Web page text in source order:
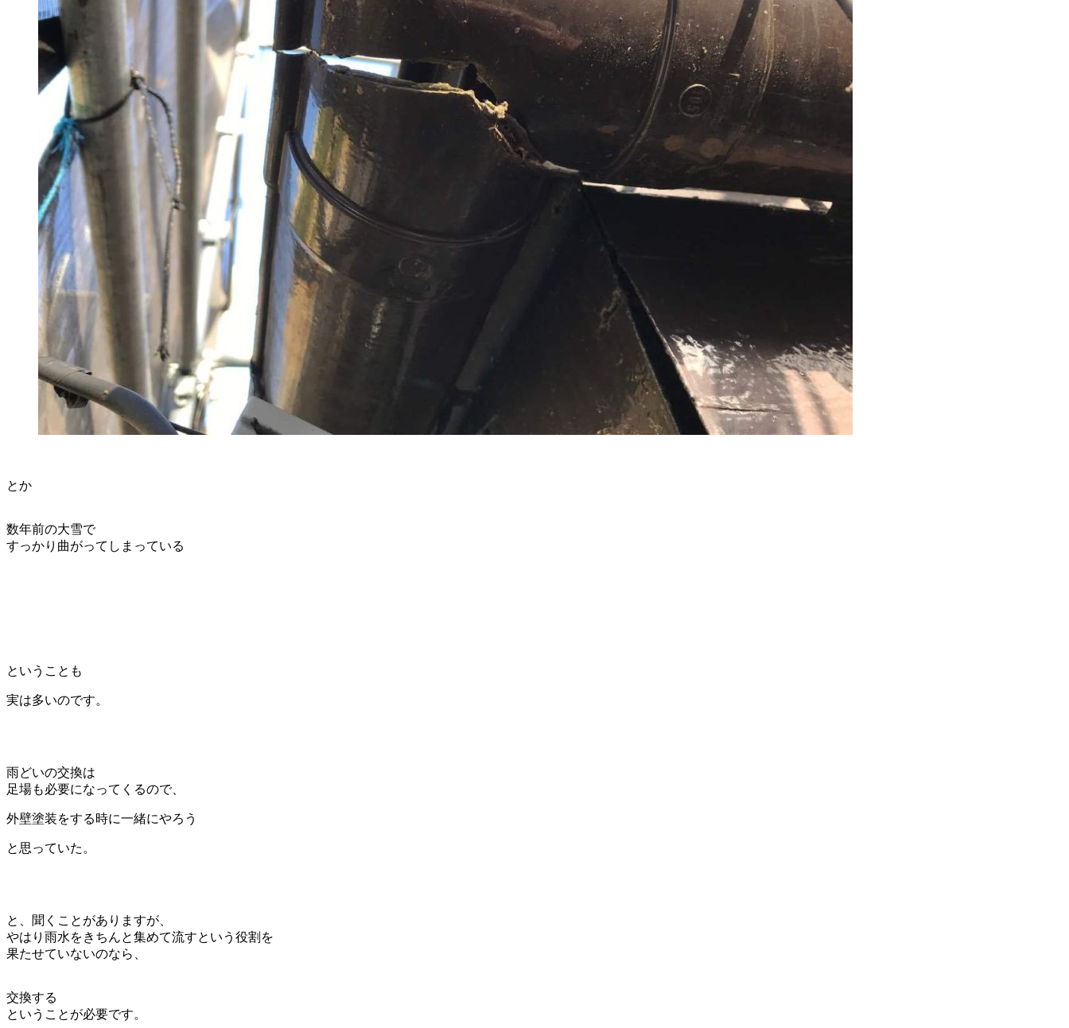
とか
数年前の大雪で
すっかり曲がってしまっている
ということも
実は多いのです。
雨どいの交換は
足場も必要になってくるので、
外壁塗装をする時に一緒にやろう
と思っていた。
と、聞くことがありますが、
やはり雨水をきちんと集めて流すという役割を
果たせていないのなら、
交換する
ということが必要です。